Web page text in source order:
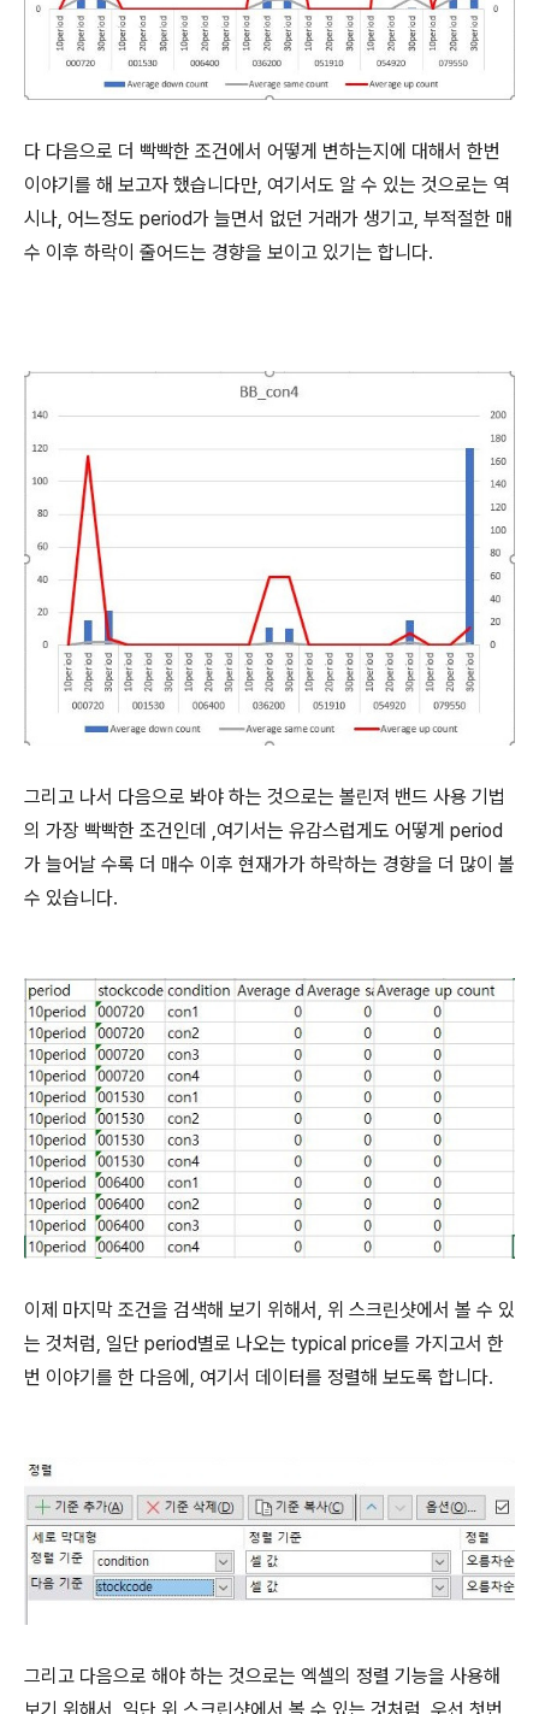
다 다음으로 더 빡빡한 조건에서 어떻게 변하는지에 대해서 한번
이야기를 해 보고자 했습니다만, 여기서도 알 수 있는 것으로는 역
시나, 어느정도 period가 늘면서 없던 거래가 생기고, 부적절한 매
수 이후 하락이 줄어드는 경향을 보이고 있기는 합니다.
그리고 나서 다음으로 봐야 하는 것으로는 볼린져 밴드 사용 기법
의 가장 빡빡한 조건인데 ,여기서는 유감스럽게도 어떻게 period
가 늘어날 수록 더 매수 이후 현재가가 하락하는 경향을 더 많이 볼
수 있습니다.
이제 마지막 조건을 검색해 보기 위해서, 위 스크린샷에서 볼 수 있
는 것처럼, 일단 period별로 나오는 typical price를 가지고서 한
번 이야기를 한 다음에, 여기서 데이터를 정렬해 보도록 합니다.
그리고 다음으로 해야 하는 것으로는 엑셀의 정렬 기능을 사용해